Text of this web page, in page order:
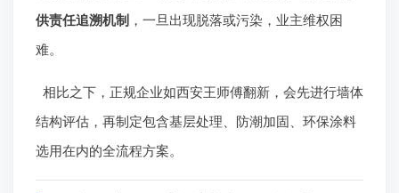
供责任追溯机制 ，一旦出现脱落或污染，业主维权困
难。
相比之下，正规企业如西安王师傅翻新，会先进行墙体
结构评估，再制定包含基层处理、防潮加固、环保涂料
选用在内的全流程方案。